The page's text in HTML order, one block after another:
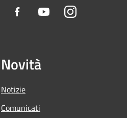
Facebook YoutubeInstagram
Novità
Notizie
Comunicati